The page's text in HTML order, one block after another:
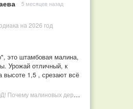
5 месяцев назад
на 2026 год
это штамбовая малина,
Урожай отличный, к
высоте 1,5 , срезают всё
Товарищи, это РАЗВОД! Почему малиновых деревьев не бывает, или Как ушлые продавцы наживаются на мечтах садоводов